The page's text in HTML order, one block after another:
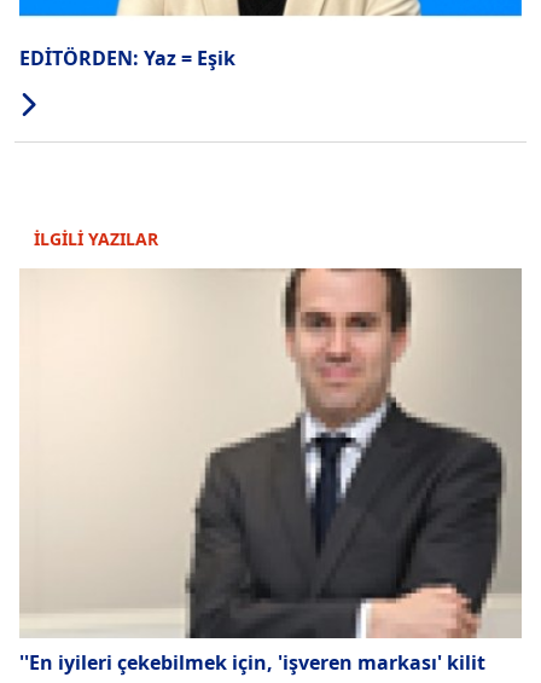
EDİTÖRDEN: Yaz = Eşik
İLGİLİ YAZILAR
''En iyileri çekebilmek için, 'işveren markası' kilit